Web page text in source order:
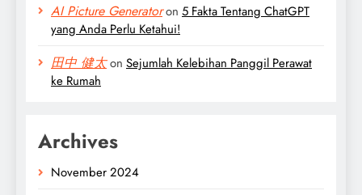
AI Picture Generatoron 5 Fakta Tentang ChatGPT
yang Anda Perlu Ketahui!
田中 健太on Sejumlah Kelebihan Panggil Perawat
ke Rumah
Archives
November 2024